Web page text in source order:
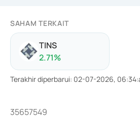
SAHAM TERKAIT
TINS
2.71%
Terakhir diperbarui: 02-07-2026,
35657549